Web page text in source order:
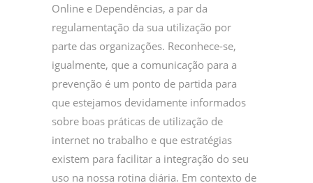
Online e Dependências, a par da
regulamentação da sua utilização por
parte das organizações. Reconhece-se,
igualmente, que a comunicação para a
prevenção é um ponto de partida para
que estejamos devidamente informados
sobre boas práticas de utilização de
internet no trabalho e que estratégias
existem para facilitar a integração do seu
uso na nossa rotina diária. Em contexto de